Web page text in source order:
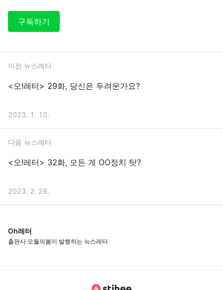
구독하기
이전 뉴스레터
<오!레터> 29화, 당신은 두려운가요?
2023. 1. 10.
다음 뉴스레터
<오!레터> 32화, 모든 게 OO정치 탓?
2023. 2. 28.
Oh레터
출판사 오월의봄이 발행하는 뉴스레터